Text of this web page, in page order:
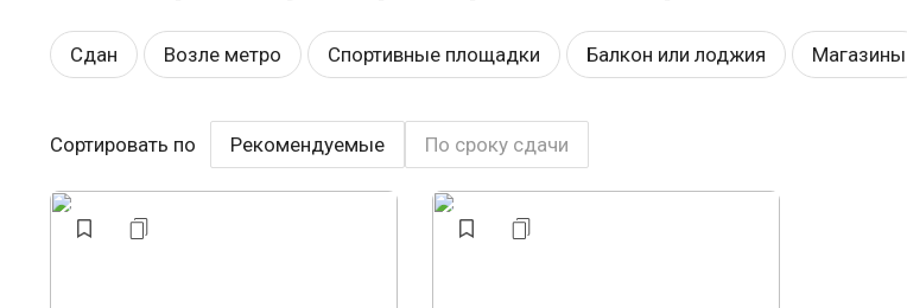
Сдан Возле метро Спортивные площадки Балкон или лоджия Магазины
Рядом с парком Детский садик Закрытая территория
Ландшафтный дизайн Строится, есть сданные
Сортировать по Рекомендуемые По сроку сдачи